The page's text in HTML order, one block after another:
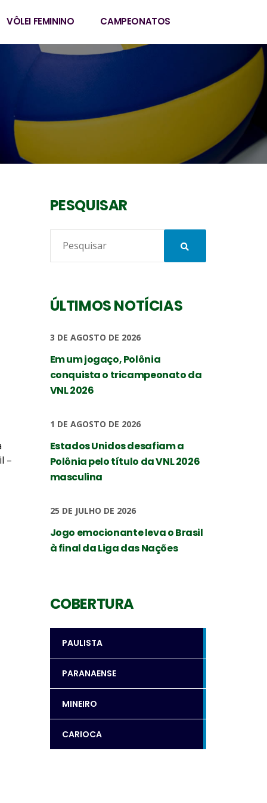
VÔLEI FEMININO CAMPEONATOS
–
PESQUISAR
ÚLTIMOS NOTÍCIAS
3 DE AGOSTO DE 2026
Em um jogaço, Polônia
conquista o tricampeonato da
VNL 2026
1 DE AGOSTO DE 2026
Estados Unidos desafiam a
Polônia pelo título da VNL 2026
masculina
25 DE JULHO DE 2026
Jogo emocionante leva o Brasil
à final da Liga das Nações
COBERTURA
PAULISTA
PARANAENSE
MINEIRO
CARIOCA